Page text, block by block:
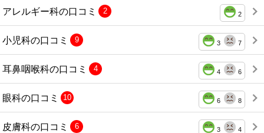
アレルギー科の口コミ 2
2
小児科の口コミ 3 7
9
耳鼻咽喉科の口コミ 4 6
4
眼科の口コミ 6 8
10
皮膚科の口コミ 3 4
6